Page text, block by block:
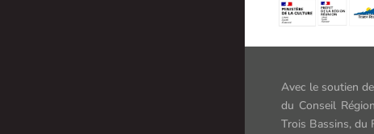
Avec le soutien
du Conseil
Trois Bassins, du